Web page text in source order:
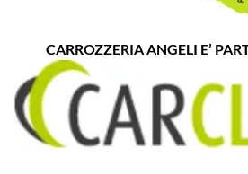
CARROZZERIA ANGELI E’